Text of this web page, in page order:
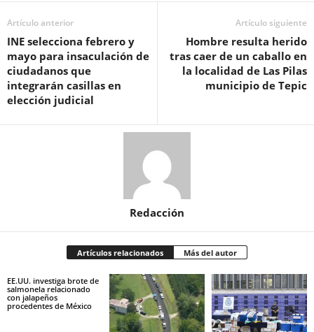
Artículo anterior
INE selecciona febrero y
mayo para insaculación de
ciudadanos que
integrarán casillas en
elección judicial
Artículo siguiente
Hombre resulta herido
tras caer de un caballo en
la localidad de Las Pilas
municipio de Tepic
Redacción
Artículos relacionados Más del autor
EE.UU. investiga brote de
salmonela relacionado
con jalapeños
procedentes de México